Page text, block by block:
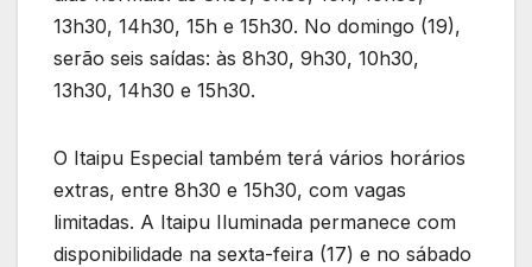
13h30, 14h30, 15h e 15h30. No domingo (19),
serão seis saídas: às 8h30, 9h30, 10h30,
13h30, 14h30 e 15h30.
O Itaipu Especial também terá vários horários
extras, entre 8h30 e 15h30, com vagas
limitadas. A Itaipu Iluminada permanece com
disponibilidade na sexta-feira (17) e no sábado